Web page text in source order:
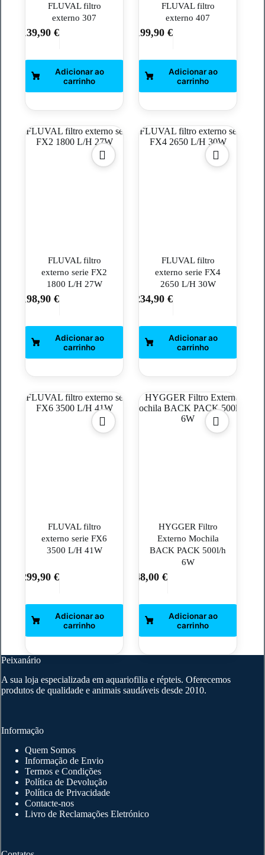
FLUVAL filtro
externo 307
139,90 €
FLUVAL filtro
externo 407
199,90€
FLUVAL filtro
externo serie FX2
1800 L/H 27W
198,90 €
FLUVAL filtro
externo serie FX4
2650 L/H 30W
234,90€
FLUVAL filtro
externo serie FX6
3500 L/H 41W
299,90 €
HYGGER Filtro
Externo Mochila
BACK PACK 500l/h
6W
48,00€
Peixanário
A sua loja especializada em aquariofilia e répteis. Oferecemos
produtos de qualidade e animais saudáveis desde 2010.
Informação
Quem Somos
Informação de Envio
Termos e Condições
Política de Devolução
Política de Privacidade
Contacte-nos
Livro de Reclamações Eletrónico